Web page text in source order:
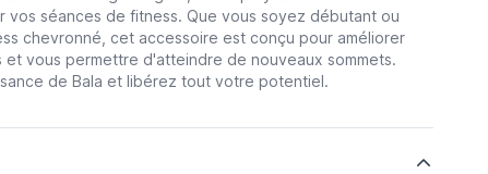
vos séances de fitness. Que vous soyez débutant ou
chevronné, cet accessoire est conçu pour améliorer
et vous permettre d'atteindre de nouveaux sommets.
de Bala et libérez tout votre potentiel.